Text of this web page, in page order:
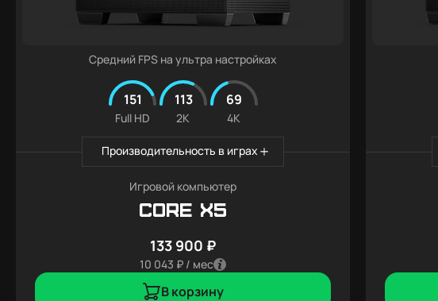
Средний FPS на ультра настройках
151
Full HD
113
2K
69
4K
Производительность в играх
Игровой компьютер
Core X5
133 900 ₽
10 043 ₽ / мес
В корзину